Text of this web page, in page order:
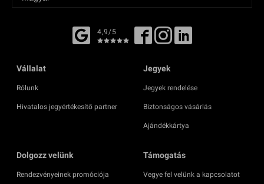
4,9/5
Vállalat
Rólunk
Hivatalos jegyértékesítő partner
Jegyek
Jegyek rendelése
Biztonságos vásárlás
Ajándékkártya
Dolgozz velünk
Rendezvényeinek promóciója
Támogatás
Vegye fel velünk a kapcsolatot